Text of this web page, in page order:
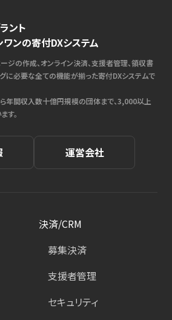
ント
ンの寄付DXシステム
ジの作成、オンライン決済、支援者管理、領収書
に必要な全ての機能が揃った寄付DXシステムで
年間収入数十億円規模の団体まで、3,000以上
す。
運営会社
決済/CRM
募集決済
支援者管理
セキュリティ